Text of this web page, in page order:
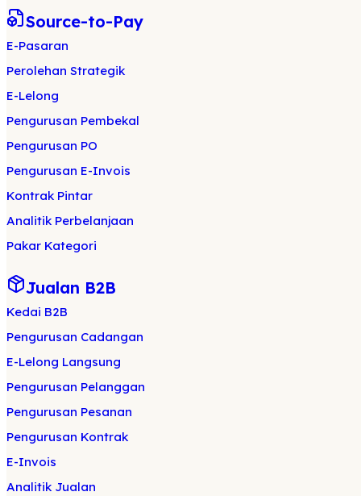
Source-to-Pay
E-Pasaran
Perolehan Strategik
E-Lelong
Pengurusan Pembekal
Pengurusan PO
Pengurusan E-Invois
Kontrak Pintar
Analitik Perbelanjaan
Pakar Kategori
Jualan B2B
Kedai B2B
Pengurusan Cadangan
E-Lelong Langsung
Pengurusan Pelanggan
Pengurusan Pesanan
Pengurusan Kontrak
E-Invois
Analitik Jualan